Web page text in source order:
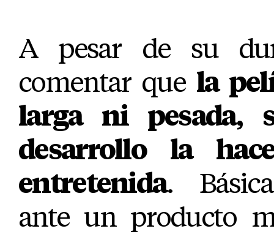
A pesar de su
comentar que la
larga ni
desarrollo la
entretenida.
ante un producto